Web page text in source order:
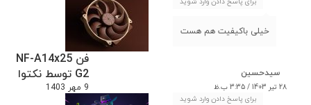
فن NF-A14x25
G2 توسط نکتوا
9 مهر 1403
خیلی باکیفیت هم هست
سیدحسین
28 تیر 1403 / 3:35 ب.ظ
برای پاسخ دادن وارد شوید